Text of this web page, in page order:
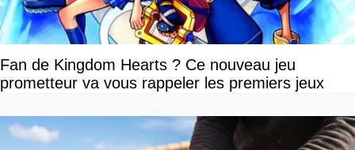
Fan de Kingdom Hearts ? Ce nouveau jeu
prometteur va vous rappeler les premiers jeux